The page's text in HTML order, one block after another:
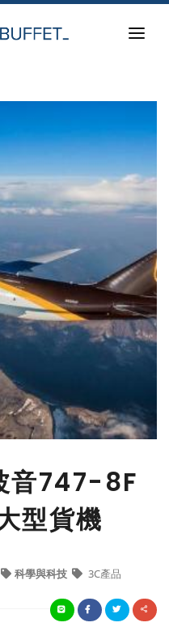
音747-8F
型貨機
科學與科技 3C產品